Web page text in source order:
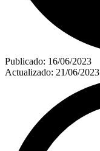
Publicado: 16/06/2023
Actualizado: 21/06/2023